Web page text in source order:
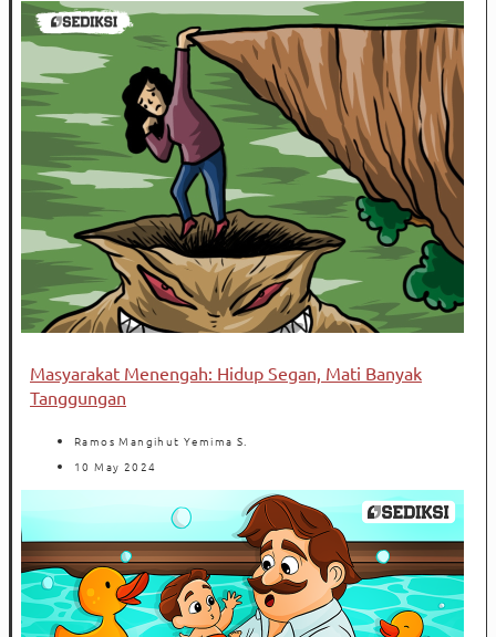
Masyarakat Menengah: Hidup Segan, Mati Banyak
Tanggungan
Ramos Mangihut Yemima S.
10 May 2024